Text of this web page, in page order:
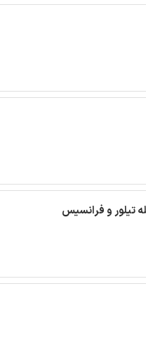
تیلور و فرانسیس